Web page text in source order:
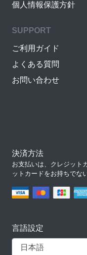
個人情報保護方針
SUPPORT
ご利用ガイド
よくある質問
お問い合わせ
決済方法
お支払いは、クレジット
ットカードをお持ちでな
言語設定